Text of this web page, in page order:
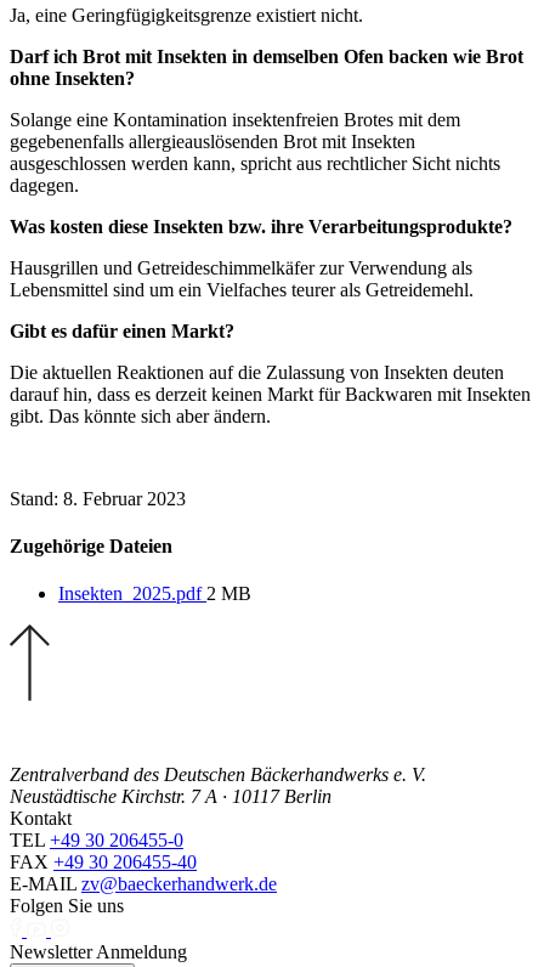
Ja, eine Geringfügigkeitsgrenze existiert nicht.
Darf ich Brot mit Insekten in demselben Ofen backen wie Brot
ohne Insekten?
Solange eine Kontamination insektenfreien Brotes mit dem
gegebenenfalls allergieauslösenden Brot mit Insekten
ausgeschlossen werden kann, spricht aus rechtlicher Sicht nichts
dagegen.
Was kosten diese Insekten bzw. ihre Verarbeitungsprodukte?
Hausgrillen und Getreideschimmelkäfer zur Verwendung als
Lebensmittel sind um ein Vielfaches teurer als Getreidemehl.
Gibt es dafür einen Markt?
Die aktuellen Reaktionen auf die Zulassung von Insekten deuten
darauf hin, dass es derzeit keinen Markt für Backwaren mit Insekten
gibt. Das könnte sich aber ändern.
Stand: 8. Februar 2023
Zugehörige Dateien
Insekten_2025.pdf 2 MB
Zentralverband des Deutschen Bäckerhandwerks e. V.
Neustädtische Kirchstr. 7 A · 10117 Berlin
Kontakt
TEL +49 30 206455-0
FAX +49 30 206455-40
E-MAIL zv@baeckerhandwerk.de
Folgen Sie uns
Newsletter Anmeldung